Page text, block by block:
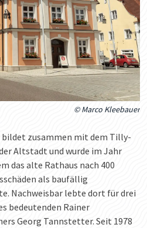
© Marco Kleebauer
bildet zusammen mit dem Tilly-
Altstadt und wurde im Jahr
das alte Rathaus nach 400
als baufällig
Nachweisbar lebte dort für drei
bedeutenden Rainer
Georg Tannstetter. Seit 1978